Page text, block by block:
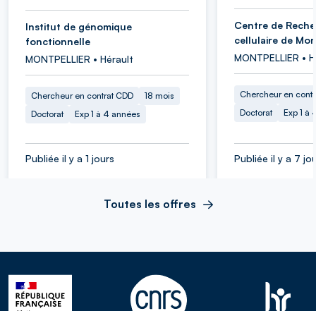
Institut de génomique
fonctionnelle
MONTPELLIER • Hérault
Chercheur en contrat CDD
18 mois
Doctorat
Exp 1 à 4 années
Publiée il y a 1 jours
Centre de
cellulaire de
MONTPELLIER •
Chercheur en
Doctorat
Exp 1 à
Publiée il y a 7
Toutes les offres